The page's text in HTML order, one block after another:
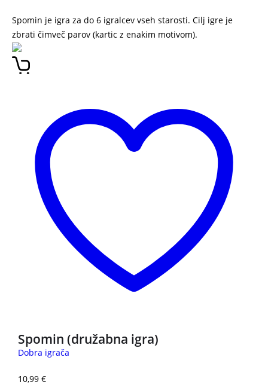
Spomin je igra za do 6 igralcev vseh starosti. Cilj igre je
zbrati čimveč parov (kartic z enakim motivom).
Spomin (družabna igra)
Dobra igrača
10,99 €